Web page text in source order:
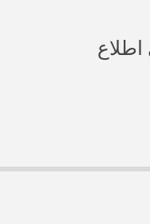
اطلاع